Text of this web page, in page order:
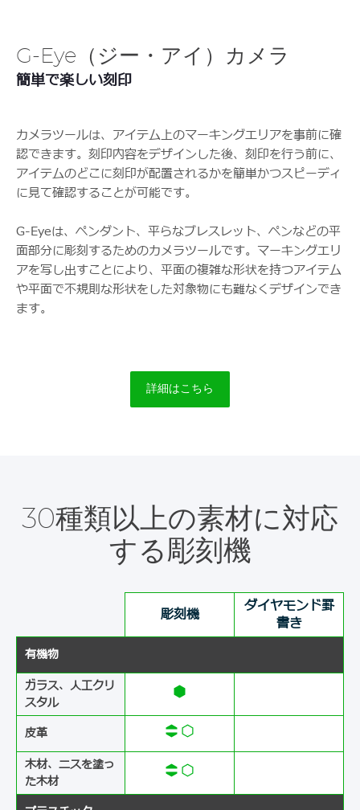
G-Eye（ジー・アイ）カメラ
簡単で楽しい刻印
カメラツールは、アイテム上のマーキングエリアを事前に確
認できます。刻印内容をデザインした後、刻印を行う前に、
アイテムのどこに刻印が配置されるかを簡単かつスピーディ
に見て確認することが可能です。
G-Eyeは、ペンダント、平らなブレスレット、ペンなどの平
面部分に彫刻するためのカメラツールです。マーキングエリ
アを写し出すことにより、平面の複雑な形状を持つアイテム
や平面で不規則な形状をした対象物にも難なくデザインでき
ます。
詳細はこちら
30種類以上の素材に対応
する彫刻機
彫刻機
ダイヤモンド罫
書き
有機物
ガラス、人工クリ
スタル
皮革
木材、ニスを塗っ
た木材